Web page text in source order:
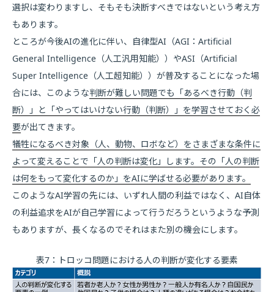
選択は変わりますし、そもそも決断すべきではないという考え方
もあります。
ところが今後AIの進化に伴い、自律型AI（AGI：Artificial
General Intelligence（人工汎用知能））やASI（Artificial
Super Intelligence（人工超知能））が普及することになった場
合には、このような判断が難しい問題でも「あるべき行動（判
断）」と「やってはいけない行動（判断）」を学習させておく必
要が出てきます。
犠牲になるべき対象（人、動物、ロボなど）をさまざまな条件に
よって変えることで「人の判断は変化」します。その「人の判断
は何をもって変化するのか」をAIに学ばせる必要があります。
このようなAI学習の先には、いずれ人間の利益ではなく、AI自体
の利益追求をAIが自己学習によって行うだろうというような予測
もありますが、長くなるのでそれはまた別の機会にします。
表7：トロッコ問題における人の判断が変化する要素